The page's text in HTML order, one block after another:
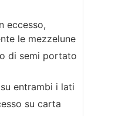
eccesso,
le mezzelune
di semi portato
entrambi i lati
su carta